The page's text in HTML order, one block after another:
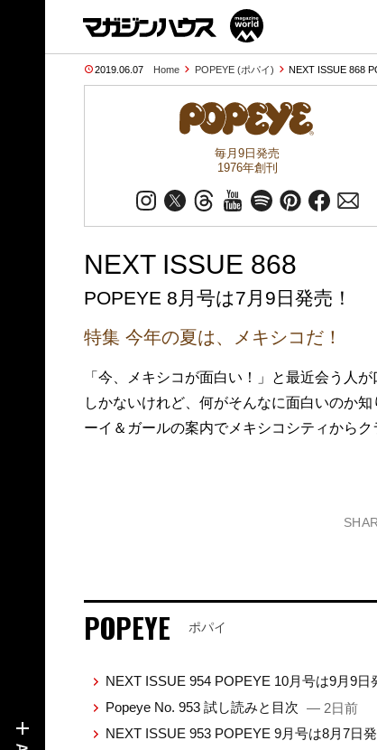
2019.06.07 Home POPEYE (ポパイ) NEXT ISSUE 868
毎月9日発売
1976年創刊
NEXT ISSUE 868
POPEYE 8月号は7月9日発売！
特集 今年の夏は、メキシコだ！
「今、メキシコが面白い！」と最近会う人
しかないけれど、何がそんなに面白いのか
ーイ＆ガールの案内でメキシコシティから
POPEYE ポパイ
NEXT ISSUE 954 POPEYE 10月号は9月9日
Popeye No. 953 試し読みと目次 — 2日前
NEXT ISSUE 953 POPEYE 9月号は8月7日発